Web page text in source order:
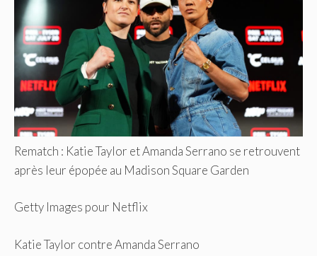
Rematch : Katie Taylor et Amanda Serrano se retrouvent
après leur épopée au Madison Square Garden
Getty Images pour Netflix
Katie Taylor contre Amanda Serrano